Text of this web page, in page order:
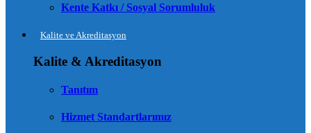
Kente Katkı / Sosyal Sorumluluk
Kalite ve Akreditasyon
Kalite & Akreditasyon
Tanıtım
Hizmet Standartlarımız